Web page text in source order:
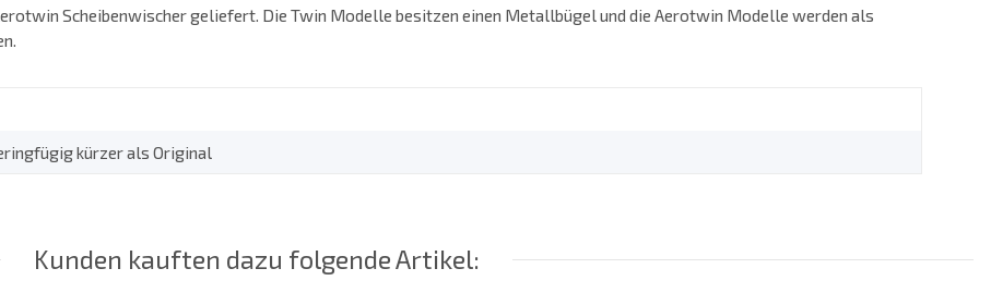
Scheibenwischer geliefert. Die Twin Modelle besitzen einen Metallbügel und die Aerotwin Modelle werden als
kürzer als Original
Kunden kauften dazu folgende Artikel: